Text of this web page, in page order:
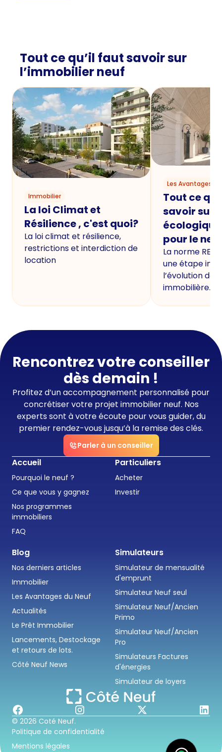
Tout ce qu’il faut savoir sur
l’immobilier neuf
Immobilier
La loi Climat et
Résilience , c'est quoi?
La loi climat et résilience,
restrictions et interdiction de
location
Les Avantages
Tout ce
savoir sur
écologique
pour le
La norme
une étape
l’évolution de
immobilière.
Rencontrez votre conseiller
dès demain !
Profitez d’un accompagnement personnalisé pour
concrétiser votre projet immobilier neuf. Nos
experts sont à votre écoute pour vous guider, du
premier rendez-vous jusqu’à la remise des clés.
Parler à un conseiller
Accueil
Pourquoi le neuf ?
Ce que vous y gagnez
Nos programmes
immobiliers
FAQ
Particuliers
Acheter
Investir
Blog
Nos derniers articles
Immobilier
Les Avantages du Neuf
Actualités
Le Prêt Immobilier
Lancements, Destockage
et retours de lots.
Côté Neuf News
Simulateurs
Simulateur de mensualité
d'emprunt
Simulateur Neuf seul
Simulateur Neuf/Ancien
Primo
Simulateur Neuf/Ancien
Pro
Simulateurs Factures
d'énergies
Simulateur de loyers
© 2026 Coté Neuf.
Politique de confidentialité
Mentions légales